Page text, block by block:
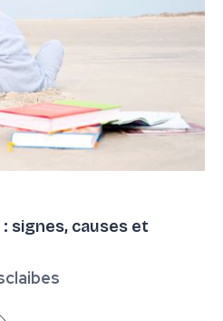
signes, causes et